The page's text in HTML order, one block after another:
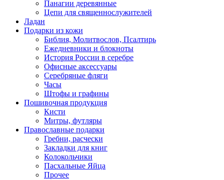
Панагии деревянные
Цепи для священнослужителей
Ладан
Подарки из кожи
Библия, Молитвослов, Псалтирь
Ежедневники и блокноты
История России в серебре
Офисные аксессуары
Серебряные фляги
Часы
Штофы и графины
Пошивочная продукция
Кисти
Митры, футляры
Православные подарки
Гребни, расчески
Закладки для книг
Колокольчики
Пасхальные Яйца
Прочее